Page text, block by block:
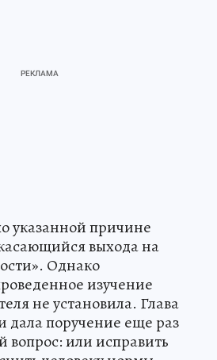
указанной причине
выхода на
Однако
изучение
не установила. Глава
дала поручение еще раз
вопрос: или исправить